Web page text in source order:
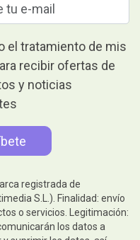
el tratamiento de mis
recibir ofertas de
y noticias
registrada de
S.L.). Finalidad: envío
o servicios. Legitimación:
los datos a